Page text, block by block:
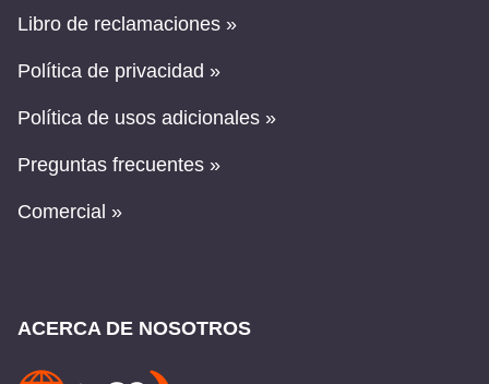
Libro de reclamaciones »
Política de privacidad »
Política de usos adicionales »
Preguntas frecuentes »
Comercial »
ACERCA DE NOSOTROS